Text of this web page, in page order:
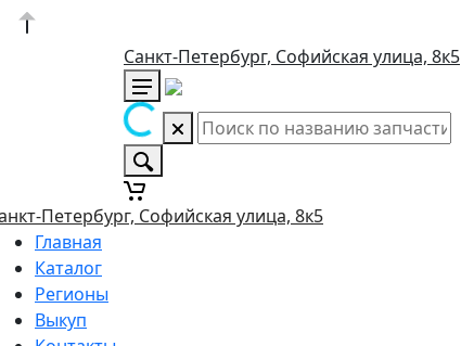
Санкт-Петербург, Софийская улица, 8к5
Петербург, Софийская улица, 8к5
Главная
Каталог
Регионы
Выкуп